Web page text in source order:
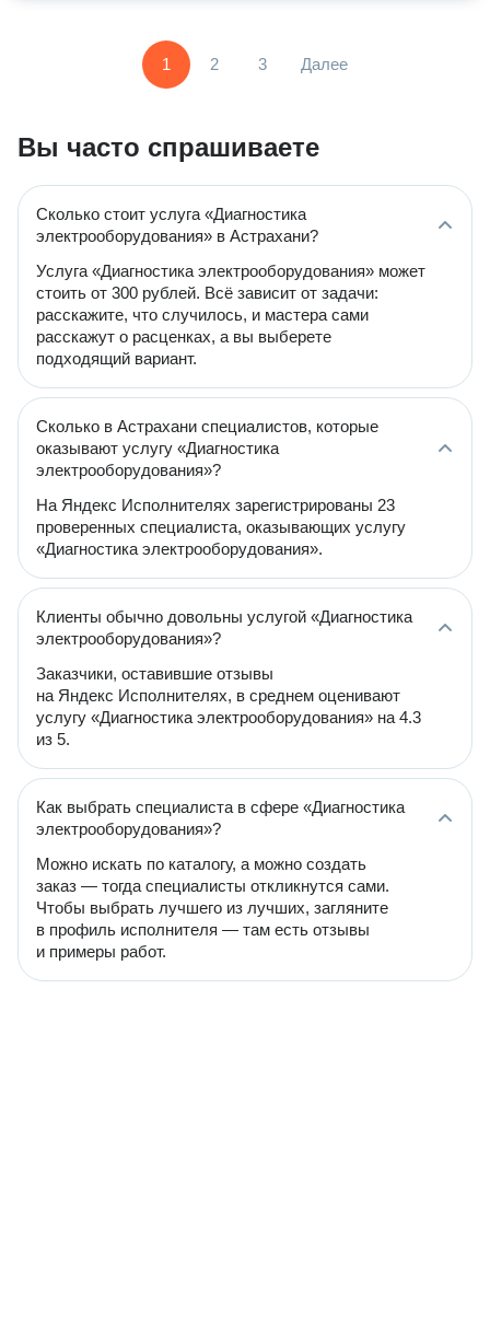
1 2 3 Далее
Вы часто спрашиваете
Сколько стоит услуга «Диагностика
электрооборудования» в Астрахани?
Услуга «Диагностика электрооборудования» может
стоить от 300 рублей. Всё зависит от задачи:
расскажите, что случилось, и мастера сами
расскажут о расценках, а вы выберете
подходящий вариант.
Сколько в Астрахани специалистов, которые
оказывают услугу «Диагностика
электрооборудования»?
На Яндекс Исполнителях зарегистрированы 23
проверенных специалиста, оказывающих услугу
«Диагностика электрооборудования».
Клиенты обычно довольны услугой «Диагностика
электрооборудования»?
Заказчики, оставившие отзывы
на Яндекс Исполнителях, в среднем оценивают
услугу «Диагностика электрооборудования» на 4.3
из 5.
Как выбрать специалиста в сфере «Диагностика
электрооборудования»?
Можно искать по каталогу, а можно создать
заказ — тогда специалисты откликнутся сами.
Чтобы выбрать лучшего из лучших, загляните
в профиль исполнителя — там есть отзывы
и примеры работ.